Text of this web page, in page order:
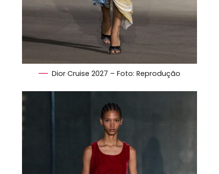
Dior Cruise 2027 – Foto: Reprodução